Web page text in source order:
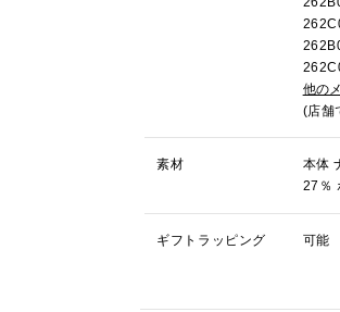
他の
(店舗
素材
本体
27％
ギフトラッピング 可能